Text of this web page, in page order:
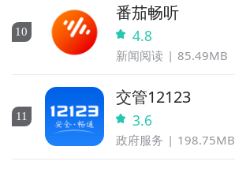
10
番茄畅听
4.8
新闻阅读 85.49MB
11
交管12123
3.6
政府服务 198.75MB